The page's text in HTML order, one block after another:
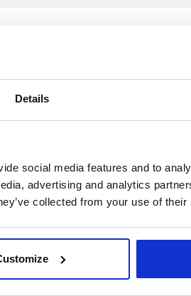
Details
social media features and to
advertising and analytics
collected from your use of
kan du nemt og enkelt søge den
er du velkommen til at lave en
oplevelser. Har du en hundeskov